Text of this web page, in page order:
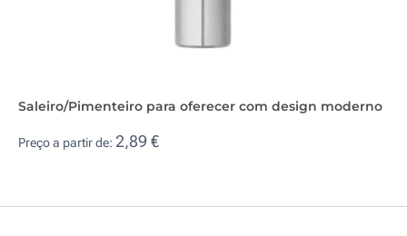
Saleiro/Pimenteiro para oferecer com design moderno
Preço a partir de: 2,89 €